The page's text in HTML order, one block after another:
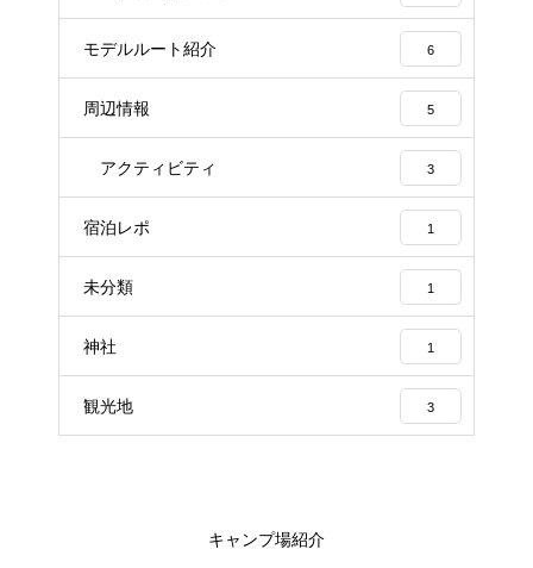
モデルルート紹介 6
周辺情報 5
アクティビティ 3
宿泊レポ 1
未分類 1
神社 1
観光地 3
キャンプ場紹介